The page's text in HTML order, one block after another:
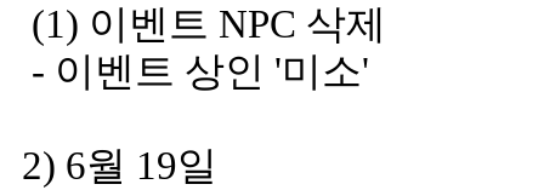
(1) 이벤트 NPC 삭제
- 이벤트 상인 '미소'
2) 6월 19일